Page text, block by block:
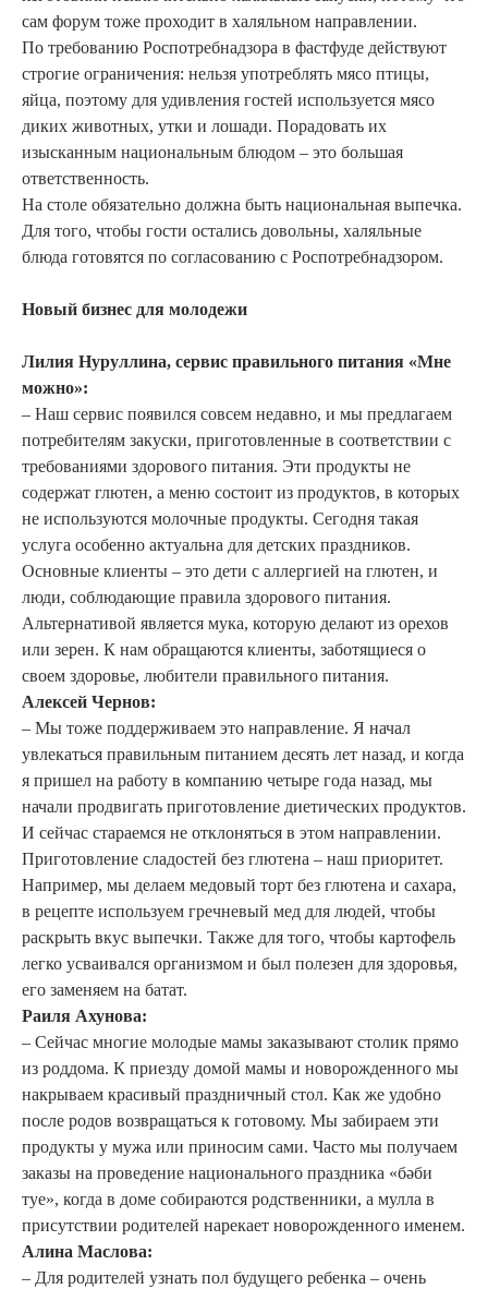
сам форум тоже проходит в халяльном направлении.
По требованию Роспотребнадзора в фастфуде действуют
строгие ограничения: нельзя употреблять мясо птицы,
яйца, поэтому для удивления гостей используется мясо
диких животных, утки и лошади. Порадовать их
изысканным национальным блюдом – это большая
ответственность.
На столе обязательно должна быть национальная выпечка.
Для того, чтобы гости остались довольны, халяльные
блюда готовятся по согласованию с Роспотребнадзором.
Новый бизнес для молодежи
Лилия Нуруллина, сервис правильного питания «Мне
можно»:
– Наш сервис появился совсем недавно, и мы предлагаем
потребителям закуски, приготовленные в соответствии с
требованиями здорового питания. Эти продукты не
содержат глютен, а меню состоит из продуктов, в которых
не используются молочные продукты. Сегодня такая
услуга особенно актуальна для детских праздников.
Основные клиенты – это дети с аллергией на глютен, и
люди, соблюдающие правила здорового питания.
Альтернативой является мука, которую делают из орехов
или зерен. К нам обращаются клиенты, заботящиеся о
своем здоровье, любители правильного питания.
Алексей Чернов:
– Мы тоже поддерживаем это направление. Я начал
увлекаться правильным питанием десять лет назад, и когда
я пришел на работу в компанию четыре года назад, мы
начали продвигать приготовление диетических продуктов.
И сейчас стараемся не отклоняться в этом направлении.
Приготовление сладостей без глютена – наш приоритет.
Например, мы делаем медовый торт без глютена и сахара,
в рецепте используем гречневый мед для людей, чтобы
раскрыть вкус выпечки. Также для того, чтобы картофель
легко усваивался организмом и был полезен для здоровья,
его заменяем на батат.
Раиля Ахунова:
– Сейчас многие молодые мамы заказывают столик прямо
из роддома. К приезду домой мамы и новорожденного мы
накрываем красивый праздничный стол. Как же удобно
после родов возвращаться к готовому. Мы забираем эти
продукты у мужа или приносим сами. Часто мы получаем
заказы на проведение национального праздника «бәби
туе», когда в доме собираются родственники, а мулла в
присутствии родителей нарекает новорожденного именем.
Алина Маслова:
– Для родителей узнать пол будущего ребенка – очень